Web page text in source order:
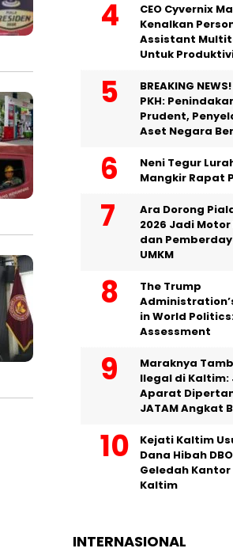
CEO Cyvernix
Kenalkan
Assistant
Untuk
BREAKING
PKH:
Prudent,
Aset Negara
Neni Tegur
Mangkir Rapat
Ara Dorong
2026 Jadi Motor
dan
UMKM
The Trump
in World
Assessment
Maraknya
Ilegal di Kaltim:
Aparat
JATAM Angkat
Kejati Kaltim
Dana Hibah
Geledah
Kaltim
INTERNASIONAL